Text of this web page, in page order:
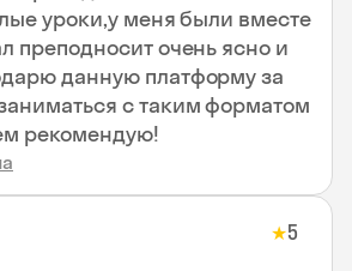
уроки,у меня были вместе
преподносит очень ясно и
данную платформу за
с таким форматом
рекомендую!
★5